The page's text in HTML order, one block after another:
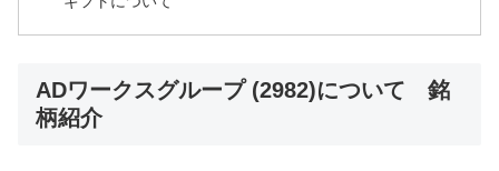
ADワークスグループ (2982)について 銘
柄紹介